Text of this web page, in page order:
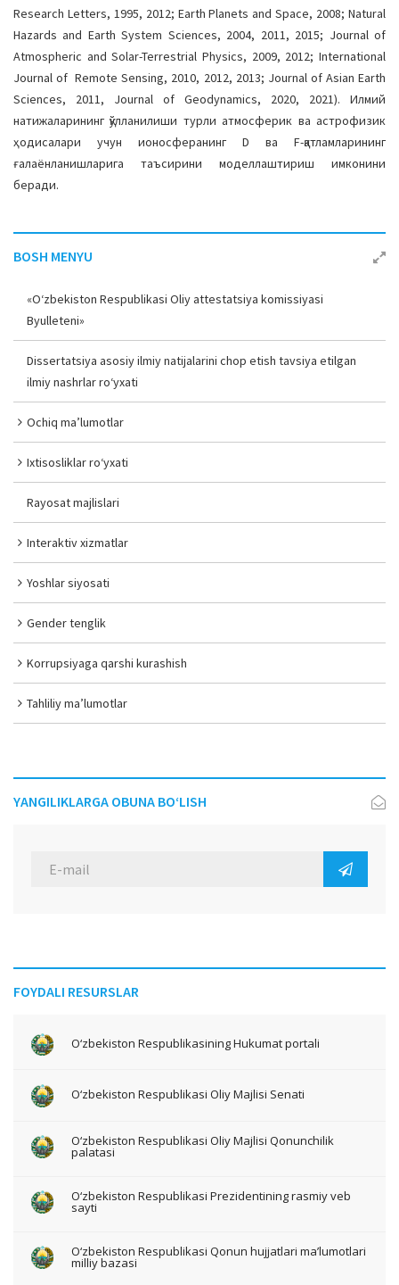
Research Letters, 1995, 2012; Earth Planets and Space, 2008; Natural
Hazards and Earth System Sciences, 2004, 2011, 2015; Journal of
Atmospheric and Solar-Terrestrial Physics, 2009, 2012; International
Journal of Remote Sensing, 2010, 2012, 2013; Journal of Asian Earth
Sciences, 2011, Journal of Geodynamics, 2020, 2021). Илмий
натижаларининг қўлланилиши турли атмосферик ва астрофизик
ҳодисалари учун ионосферанинг D ва F-қатламларининг
ғалаёнланишларига таъсирини моделлаштириш имконини
беради.
BOSH MENYU
«O‘zbekiston Respublikasi Oliy attestatsiya komissiyasi
Byulleteni»
Dissertatsiya asosiy ilmiy natijalarini chop etish tavsiya etilgan
ilmiy nashrlar ro‘yxati
Ochiq ma’lumotlar
Ixtisosliklar ro‘yxati
Rayosat majlislari
Interaktiv xizmatlar
Yoshlar siyosati
Gender tenglik
Korrupsiyaga qarshi kurashish
Tahliliy ma’lumotlar
YANGILIKLARGA OBUNA BO‘LISH
FOYDALI RESURSLAR
O‘zbekiston Respublikasining Hukumat portali
O‘zbekiston Respublikasi Oliy Majlisi Senati
O‘zbekiston Respublikasi Oliy Majlisi Qonunchilik
palatasi
O‘zbekiston Respublikasi Prezidentining rasmiy veb
sayti
O‘zbekiston Respublikasi Qonun hujjatlari ma’lumotlari
milliy bazasi